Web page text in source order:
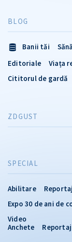
SPECIAL
Abilitare
Expo 30 de ani de
Video
Anchete
Reportaj
BLOG
Banii tăi
Editoriale
Viața
Cititorul de gardă
ZDGUST